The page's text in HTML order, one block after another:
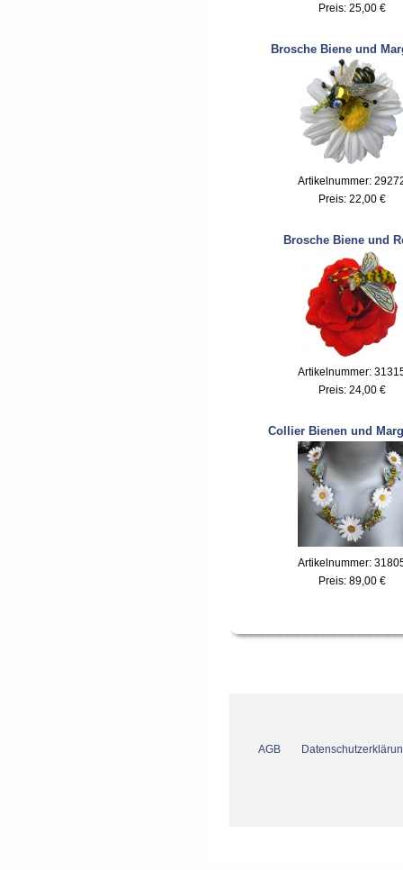
Preis: 25,00 €
Brosche Biene und
Artikelnummer:
Preis: 22,00 €
Brosche Biene und
Artikelnummer:
Preis: 24,00 €
Collier Bienen und
Artikelnummer:
Preis: 89,00 €
AGB